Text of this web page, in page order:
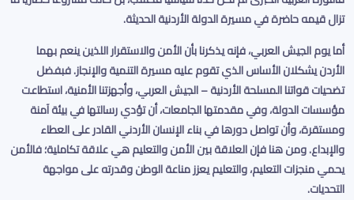
تزال قيمه حاضرة في مسيرة الدولة الأردنية الحديثة.
أما يوم الجيش العربي، فإنه يذكرنا بأن الأمن والاستقرار اللذين ينعم بهما
الأردن يشكلان الأساس الذي تقوم عليه مسيرة التنمية والإنجاز. فبفضل
تضحيات قواتنا المسلحة الأردنية – الجيش العربي، وأجهزتنا الأمنية، استطاعت
مؤسسات الدولة، وفي مقدمتها الجامعات، أن تؤدي رسالتها في بيئة آمنة
ومستقرة، وأن تواصل دورها في بناء الإنسان الأردني القادر على العطاء
والإبداع. ومن هنا فإن العلاقة بين الأمن والتعليم هي علاقة تكاملية؛ فالأمن
يحمي منجزات التعليم، والتعليم يعزز مناعة الوطن وقدرته على مواجهة
التحديات.